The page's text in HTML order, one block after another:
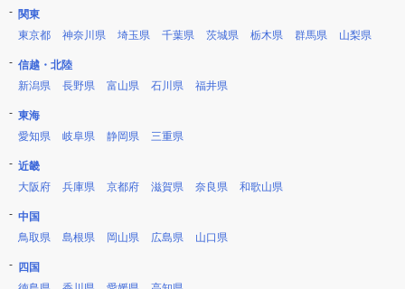
関東
東京都
神奈川県 埼玉県 千葉県 茨城県 栃木県 群馬県 山梨県
信越・北陸
新潟県
長野県 富山県 石川県 福井県
東海
愛知県
岐阜県 静岡県 三重県
近畿
大阪府
兵庫県 京都府 滋賀県 奈良県 和歌山県
中国
鳥取県
島根県 岡山県 広島県 山口県
四国